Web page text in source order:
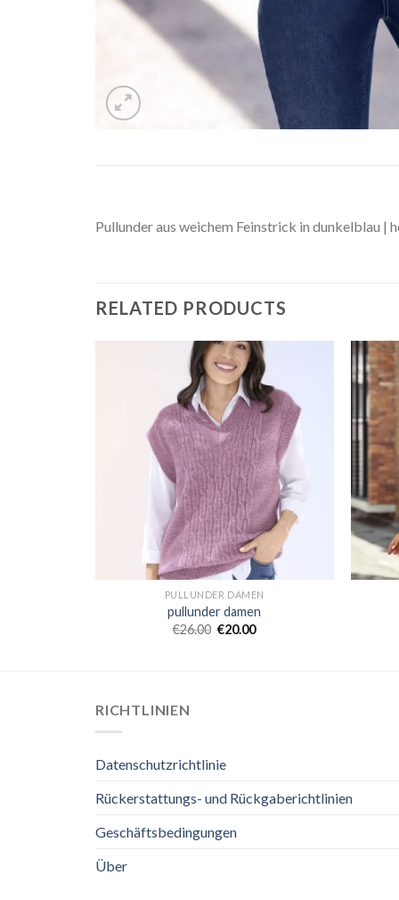
Pullunder aus weichem Feinstrick in dunkelblau |
RELATED PRODUCTS
PULLUNDER DAMEN
pullunder damen
€26.00 €20.00
RICHTLINIEN
Datenschutzrichtlinie
Rückerstattungs- und Rückgaberichtlinien
Geschäftsbedingungen
Über